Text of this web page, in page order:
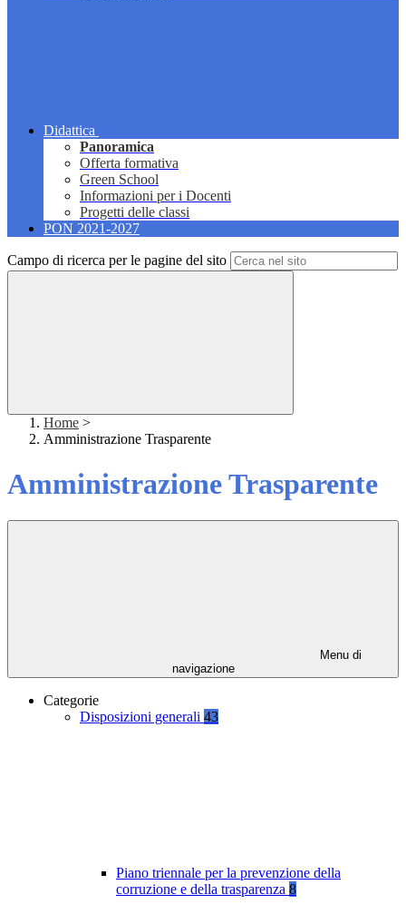
Didattica
Panoramica
Offerta formativa
Green School
Informazioni per i Docenti
Progetti delle classi
PON 2021-2027
Campo di ricerca per le pagine del sito
Home >
Amministrazione Trasparente
Amministrazione Trasparente
Menu di
navigazione
Categorie
Disposizioni generali 43
Piano triennale per la prevenzione della
corruzione e della trasparenza 8